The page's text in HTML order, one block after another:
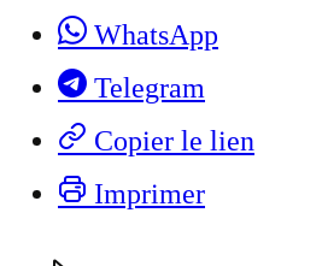
WhatsApp
Telegram
Copier le lien
Imprimer